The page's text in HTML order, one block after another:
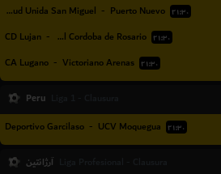
Juventud Unida San Miguel - Puerto Nuevo ۲۱:۳۰
CD Lujan - Central Cordoba de Rosario ۲۱:۳۰
CA Lugano - Victoriano Arenas ۲۱:۳۰
Peru
Deportivo Garcilaso - UCV Moquegua ۲۱:۳۰
آرژانتین